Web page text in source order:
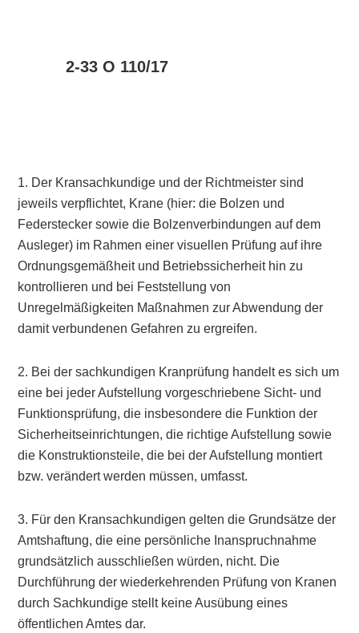
2-33 O 110/17
1. Der Kransachkundige und der Richtmeister sind
jeweils verpflichtet, Krane (hier: die Bolzen und
Federstecker sowie die Bolzenverbindungen auf dem
Ausleger) im Rahmen einer visuellen Prüfung auf ihre
Ordnungsgemäßheit und Betriebssicherheit hin zu
kontrollieren und bei Feststellung von
Unregelmäßigkeiten Maßnahmen zur Abwendung der
damit verbundenen Gefahren zu ergreifen.
2. Bei der sachkundigen Kranprüfung handelt es sich um
eine bei jeder Aufstellung vorgeschriebene Sicht- und
Funktionsprüfung, die insbesondere die Funktion der
Sicherheitseinrichtungen, die richtige Aufstellung sowie
die Konstruktionsteile, die bei der Aufstellung montiert
bzw. verändert werden müssen, umfasst.
3. Für den Kransachkundigen gelten die Grundsätze der
Amtshaftung, die eine persönliche Inanspruchnahme
grundsätzlich ausschließen würden, nicht. Die
Durchführung der wiederkehrenden Prüfung von Kranen
durch Sachkundige stellt keine Ausübung eines
öffentlichen Amtes dar.